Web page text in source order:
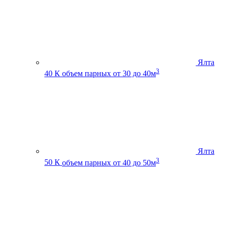
Ялта
40 К объем парных от 30 до 40м3
Ялта
50 К объем парных от 40 до 50м3